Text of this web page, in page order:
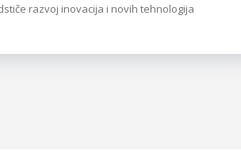
razvoj inovacija i novih tehnologija